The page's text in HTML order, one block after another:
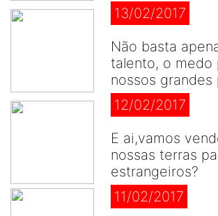
13/02/2017
Não basta
talento, o medo
nossos grandes
12/02/2017
E ai,vamos
nossas terras
estrangeiros?
11/02/2017